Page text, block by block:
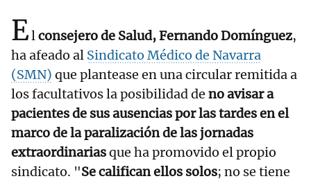
Elconsejero de Salud, Fernando Domínguez,
ha afeado al Sindicato Médico de Navarra
(SMN) que plantease en una circular remitida a
los facultativos la posibilidad de no avisar a
pacientes de sus ausencias por las tardes en el
marco de la paralización de las jornadas
extraordinariasque ha promovido el propio
sindicato. "Se califican ellos solos; no se tiene